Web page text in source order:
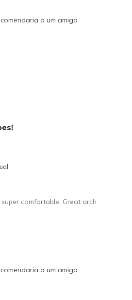
a um amigo
comfortable. Great arch
a um amigo